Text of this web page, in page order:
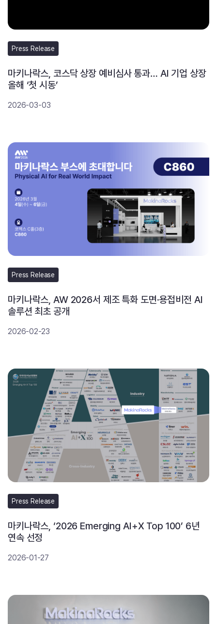
Press Release
마키나락스, 코스닥 상장 예비심사 통과… AI 기업 상장
올해 ‘첫 시동’
2026-03-03
Press Release
마키나락스, AW 2026서 제조 특화 도면·용접비전 AI
솔루션 최초 공개
2026-02-23
Press Release
마키나락스, ‘2026 Emerging AI+X Top 100’ 6년
연속 선정
2026-01-27